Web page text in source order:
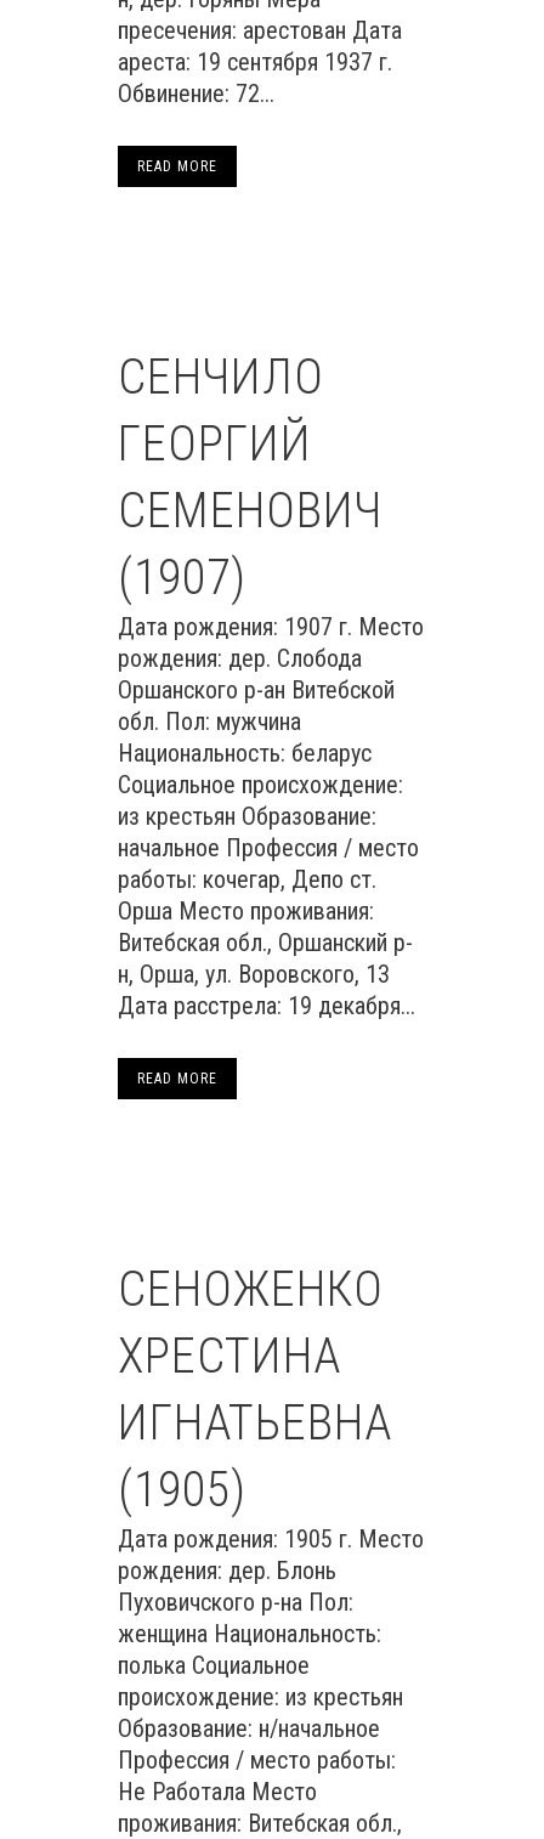
пресечения: арестован Дата
ареста: 19 сентября 1937 г.
Обвинение: 72...
READ MORE
СЕНЧИЛО
ГЕОРГИЙ
СЕМЕНОВИЧ
(1907)
Дата рождения: 1907 г. Место
рождения: дер. Слобода
Оршанского р-ан Витебской
обл. Пол: мужчина
Национальность: беларус
Социальное происхождение:
из крестьян Образование:
начальное Профессия / место
работы: кочегар, Депо ст.
Орша Место проживания:
Витебская обл., Оршанский р-
н, Орша, ул. Воровского, 13
Дата расстрела: 19 декабря...
READ MORE
СЕНОЖЕНКО
ХРЕСТИНА
ИГНАТЬЕВНА
(1905)
Дата рождения: 1905 г. Место
рождения: дер. Блонь
Пуховичского р-на Пол:
женщина Национальность:
полька Социальное
происхождение: из крестьян
Образование: н/начальное
Профессия / место работы:
Не Работала Место
проживания: Витебская обл.,